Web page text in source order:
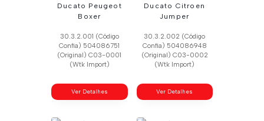
Ducato Peugeot
Boxer
30.3.2.001 (Código
Confia) 504086751
(Original) C03-0001
(Wtk Import)
Ver Detalhes
Ducato Citroen
Jumper
30.3.2.002 (Código
Confia) 504086948
(Original) C03-0002
(Wtk Import)
Ver Detalhes